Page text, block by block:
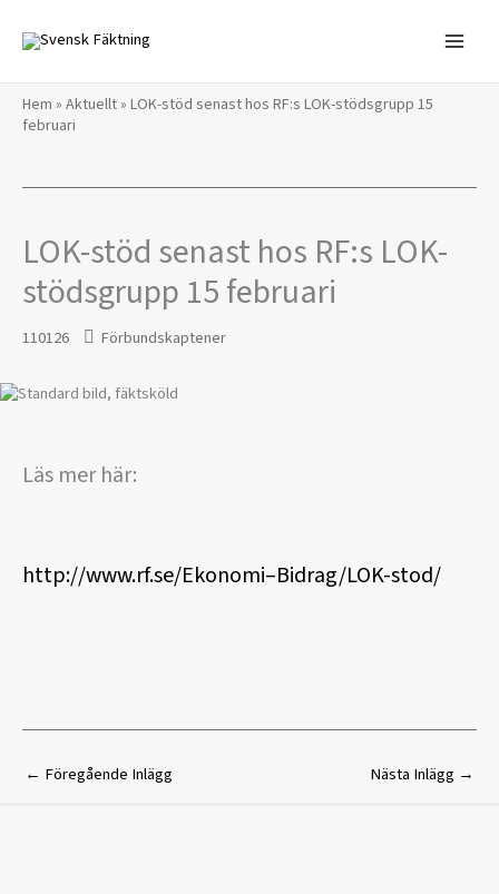
innehåll
Hem » Aktuellt» LOK-stöd senast hos RF:s LOK-stödsgrupp 15
februari
LOK-stöd senast hos RF:s LOK-
stödsgrupp 15 februari
110126 Förbundskaptener
Läs mer här:
http://www.rf.se/Ekonomi–Bidrag/LOK-stod/
← Föregående Inlägg Nästa Inlägg →